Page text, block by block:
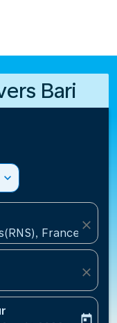
Bari
expand_more
France
close
close
today